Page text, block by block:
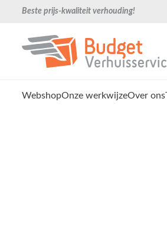
Beste prijs-kwaliteit verhouding!
WebshopOnze werkwijzeOver ons